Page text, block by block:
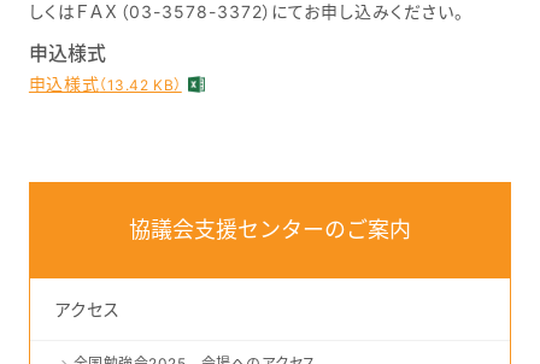
しくはＦＡＸ（03-3578-3372）にてお申し込みください。
申込様式
申込様式（13.42 KB）
協議会支援センターのご案内
アクセス